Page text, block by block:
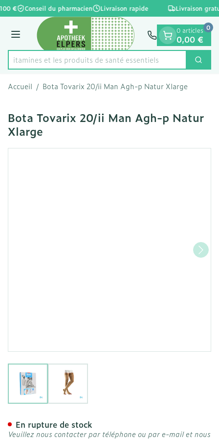
Aller au contenu
1 de 1
€ Conseil du pharmacien Livraison rapide Livraison
Menu
Rechercher
vitamines et les produits de santé essentiels
0 articles
0,00 €
0
Accueil / Bota Tovarix 20/ii Man Agh-p Natur Xlarge
Bota Tovarix 20/ii Man Agh-p Natur
Xlarge
View larger imageView larger image
En rupture de stock
Veuillez nous contacter par téléphone ou par e-mail et nous